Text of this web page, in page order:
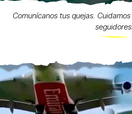
Comunícanos tus quejas.
seguidores.